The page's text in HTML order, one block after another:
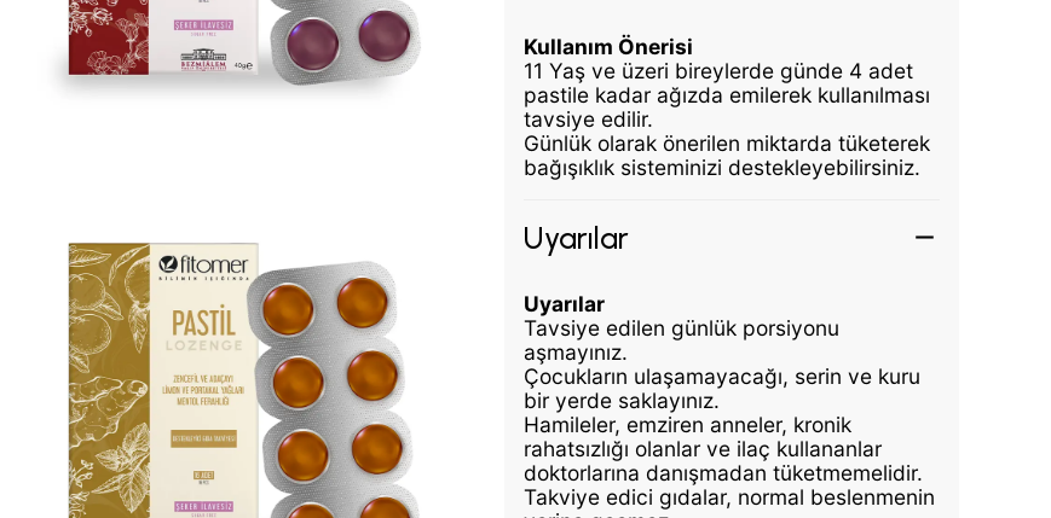
Kullanım Önerisi
11 Yaş ve üzeri bireylerde günde 4 adet
pastile kadar ağızda emilerek kullanılması
tavsiye edilir.
Günlük olarak önerilen miktarda tüketerek
bağışıklık sisteminizi destekleyebilirsiniz.
Uyarılar
Uyarılar
Tavsiye edilen günlük porsiyonu
aşmayınız.
Çocukların ulaşamayacağı, serin ve kuru
bir yerde saklayınız.
Hamileler, emziren anneler, kronik
rahatsızlığı olanlar ve ilaç kullananlar
doktorlarına danışmadan tüketmemelidir.
Takviye edici gıdalar, normal beslenmenin